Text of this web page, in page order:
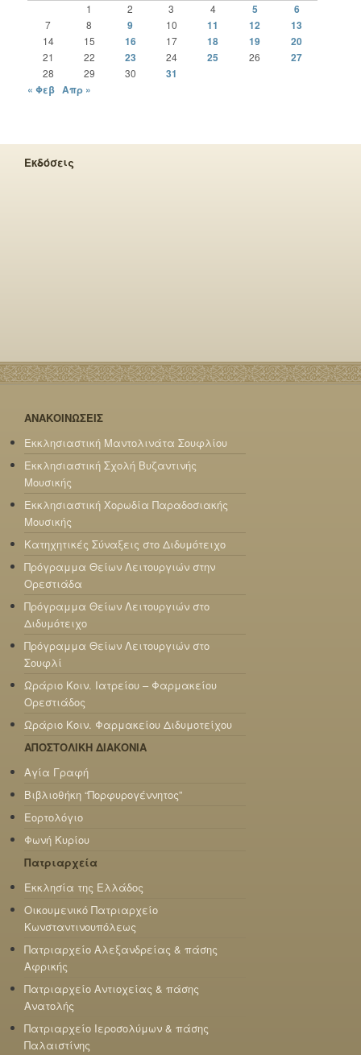
1 2 3 4 5 6
7 8 9 10 11 12 13
14 15 16 17 18 19 20
21 22 23 24 25 26 27
28 29 30
31
« Φεβ Απρ »
Εκδόσεις
ΑΝΑΚΟΙΝΩΣΕΙΣ
Εκκλησιαστική Μαντολινάτα Σουφλίου
Εκκλησιαστική Σχολή Βυζαντινής
Μουσικής
Εκκλησιαστική Χορωδία Παραδοσιακής
Μουσικής
Κατηχητικές Σύναξεις στο Διδυμότειχο
Πρόγραμμα Θείων Λειτουργιών στην
Ορεστιάδα
Πρόγραμμα Θείων Λειτουργιών στο
Διδυμότειχο
Πρόγραμμα Θείων Λειτουργιών στο
Σουφλί
Ωράριο Κοιν. Ιατρείου – Φαρμακείου
Ορεστιάδος
Ωράριο Κοιν. Φαρμακείου Διδυμοτείχου
ΑΠΟΣΤΟΛΙΚΗ ΔΙΑΚΟΝΙΑ
Αγία Γραφή
Βιβλιοθήκη “Πορφυρογέννητος”
Εορτολόγιο
Φωνή Κυρίου
Πατριαρχεία
Εκκλησία της Ελλάδος
Οικουμενικό Πατριαρχείο
Κωνσταντινουπόλεως
Πατριαρχείο Αλεξανδρείας & πάσης
Αφρικής
Πατριαρχείο Αντιοχείας & πάσης
Ανατολής
Πατριαρχείο Ιεροσολύμων & πάσης
Παλαιστίνης